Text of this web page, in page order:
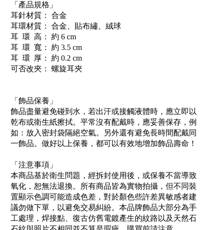
「產品規格」
耳針材質： 合金
耳環材質： 合金、貼布繡、絨球
耳 環 高： 約 6 cm
耳 環 寬： 約 3.5 cm
耳 環 厚： 約 0.2 cm
可否改夾： 螺旋耳夾
「飾品保養」
飾品盡量避免碰到水，若出汗或接觸液體時，應立即以
乾布或衛生紙擦拭。平常沒有配戴時，應妥善保存，例
如：放入密封袋隔絕空氣。另外還有避免長時間配戴同
一飾品。做好以上保養，都可以有效地增加飾品壽命！
「注意事項」
本商品基於衛生問題，經拆封使用後，或保養不當導致
氧化，恕無法退換。所有商品皆為實物拍攝，但不同裝
置顯示色調可能造成色差，對於顏色些許差異敏感者建
議勿做下單，以避免交易糾紛。本品牌飾品大部分為手
工處理，焊接點、復古仿舊電鍍產生的紋路以及天然石